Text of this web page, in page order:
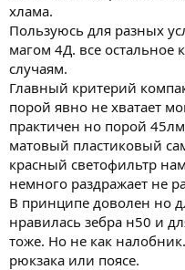
хлама.
Пользуюсь для разных
магом 4Д. все остальное
случаям.
Главный критерий
порой явно не хватает
практичен но порой
матовый пластиковый
красный светофильтр
немного раздражает не
В принципе доволен но
нравилась зебра н50 и
тоже. Но не как
рюкзака или поясе.